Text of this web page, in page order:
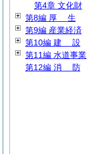
第4章 文化財
第8編 厚 生
第9編 産業経済
第10編 建 設
第11編 水道事業
第12編 消 防